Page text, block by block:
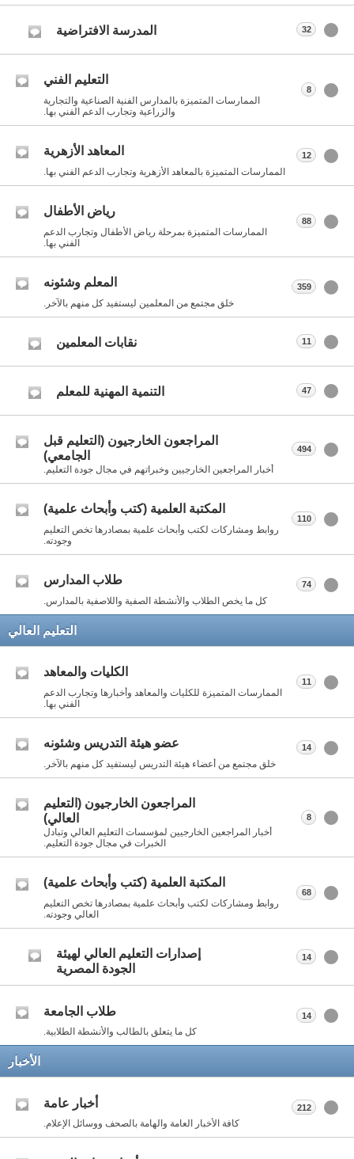
المدرسة الافتراضية 32
التعليم الفني
الممارسات المتميزة بالمدارس الفنية الصناعية والتجارية
والزراعية وتجارب الدعم الفني بها.
8
المعاهد الأزهرية
الممارسات المتميزة بالمعاهد الأزهرية وتجارب الدعم الفني بها.
12
رياض الأطفال
الممارسات المتميزة بمرحلة رياض الأطفال وتجارب الدعم
الفني بها.
88
المعلم وشئونه
خلق مجتمع من المعلمين ليستفيد كل منهم بالآخر.
359
نقابات المعلمين 11
التنمية المهنية للمعلم 47
المراجعون الخارجيون (التعليم قبل
الجامعي)
أخبار المراجعين الخارجيين وخبراتهم في مجال جودة التعليم.
494
المكتبة العلمية (كتب وأبحاث علمية)
روابط ومشاركات لكتب وأبحاث علمية بمصادرها تخص التعليم
وجودته.
110
طلاب المدارس
كل ما يخص الطلاب والأنشطة الصفية واللاصفية بالمدارس.
74
التعليم العالي
الكليات والمعاهد
الممارسات المتميزة للكليات والمعاهد وأخبارها وتجارب الدعم
الفني بها.
11
عضو هيئة التدريس وشئونه
خلق مجتمع من أعضاء هيئة التدريس ليستفيد كل منهم بالآخر.
14
المراجعون الخارجيون (التعليم
العالي)
أخبار المراجعين الخارجيين لمؤسسات التعليم العالي وتبادل
الخبرات في مجال جودة التعليم.
8
المكتبة العلمية (كتب وأبحاث علمية)
روابط ومشاركات لكتب وأبحاث علمية بمصادرها تخص التعليم
العالي وجودته.
68
إصدارات التعليم العالي لهيئة
الجودة المصرية
14
طلاب الجامعة
كل ما يتعلق بالطالب والأنشطة الطلابية.
14
الأخبار
أخبار عامة
كافة الأخبار العامة والهامة بالصحف ووسائل الإعلام.
212